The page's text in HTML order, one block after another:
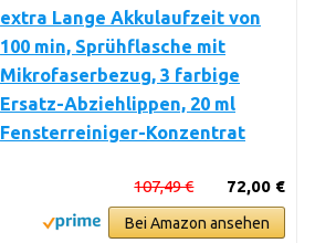
extra Lange Akkulaufzeit von
100 min, Sprühflasche mit
Mikrofaserbezug, 3 farbige
Ersatz-Abziehlippen, 20 ml
Fensterreiniger-Konzentrat
72,00 €
107,49 €
Bei Amazon ansehen